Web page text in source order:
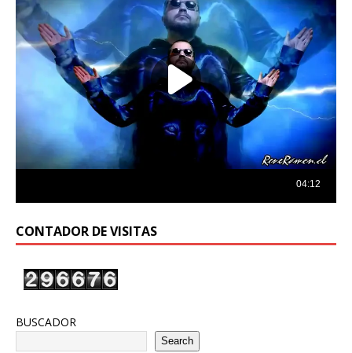
CONTADOR DE VISITAS
BUSCADOR
Search